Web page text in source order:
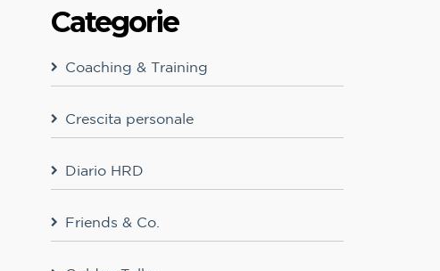
Categorie
Coaching & Training
Crescita personale
Diario HRD
Friends & Co.